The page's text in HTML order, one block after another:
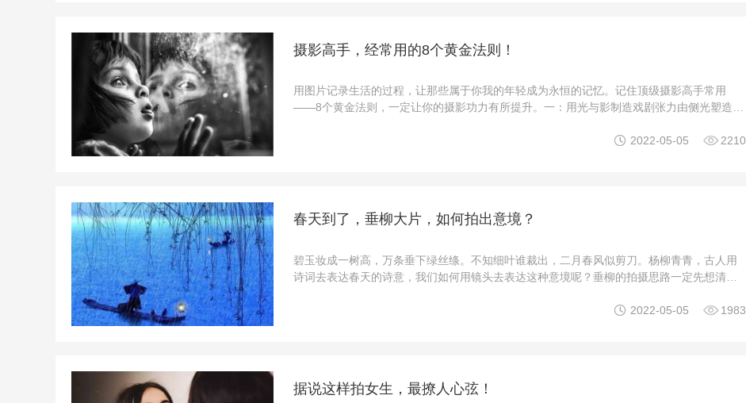
摄影高手，经常用的8个黄金法则！
用图片记录生活的过程，让那些属于你我的年轻成为永恒的记忆。记住顶级摄影高手常用
——8个黄金法则，一定让你的摄影功力有所提升。一：用光与影制造戏剧张力由侧光塑造的
底，懂得光线就等于成功了一半。二：牢记简单就是美不要贪心，一张 ...
 2022-05-05  2210
春天到了，垂柳大片，如何拍出意境？
碧玉妆成一树高，万条垂下绿丝绦。不知细叶谁裁出，二月春风似剪刀。杨柳青青，古人用
诗词去表达春天的诗意，我们如何用镜头去表达这种意境呢？垂柳的拍摄思路一定先想清楚
定了垂柳的布局，最后再去寻找画面的形式美、趣味点。画面简洁， ...
 2022-05-05  1983
据说这样拍女生，最撩人心弦！